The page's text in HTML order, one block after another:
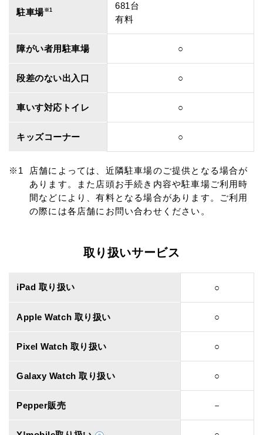
駐車場※1
681台
有料
障がい者用駐車場 ○
段差のない出入口 ○
車いす対応トイレ ○
キッズコーナー ○
店舗によっては、近隣駐車場のご提供となる場合が
あります。また店頭お手続き内容や駐車場ご利用時
間などにより、有料となる場合があります。ご利用
の際には各店舗にお問い合わせください。
取り扱いサービス
iPad 取り扱い ○
Apple Watch 取り扱い ○
Pixel Watch 取り扱い ○
Galaxy Watch 取り扱い ○
Pepper販売 －